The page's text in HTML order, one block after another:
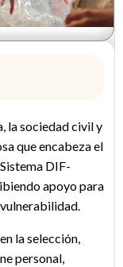
la sociedad civil y
que encabeza el
DIF-
apoyo para
la selección,
personal,